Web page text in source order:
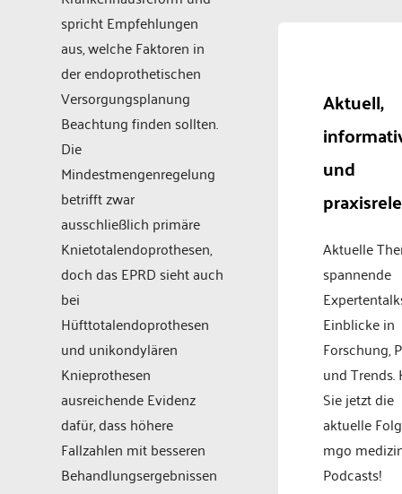
spricht Empfehlungen
aus, welche Faktoren in
der endoprothetischen
Versorgungsplanung
Beachtung finden sollten.
Die
Mindestmengenregelung
betrifft zwar
ausschließlich primäre
Knietotalendoprothesen,
doch das EPRD sieht auch
bei
Hüfttotalendoprothesen
und unikondylären
Knieprothesen
ausreichende Evidenz
dafür, dass höhere
Fallzahlen mit besseren
Behandlungsergebnissen
Aktuell,
und
Aktuelle
spannende
Einblicke in
Forschung,
und Trends.
Sie jetzt die
aktuelle
mgo
Podcasts!